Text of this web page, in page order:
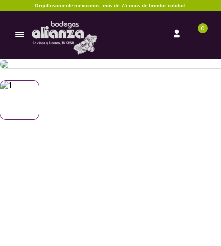
Orgullosamente mexicanos: más de 75 años de brindar calidad.
0